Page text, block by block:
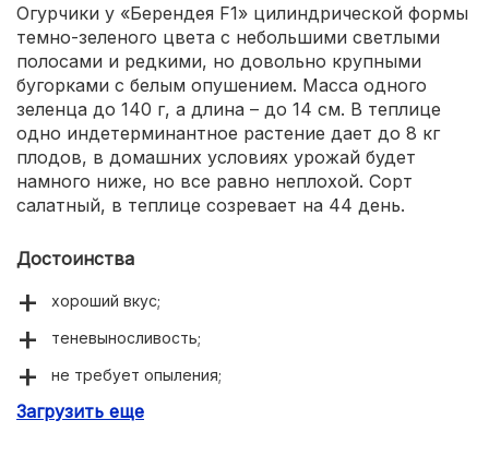
Огурчики у «Берендея F1» цилиндрической формы
темно-зеленого цвета с небольшими светлыми
полосами и редкими, но довольно крупными
бугорками с белым опушением. Масса одного
зеленца до 140 г, а длина – до 14 см. В теплице
одно индетерминантное растение дает до 8 кг
плодов, в домашних условиях урожай будет
намного ниже, но все равно неплохой. Сорт
салатный, в теплице созревает на 44 день.
Достоинства
хороший вкус;
теневыносливость;
не требует опыления;
устойчивость ко многим болезням, в том числе к
Загрузить еще